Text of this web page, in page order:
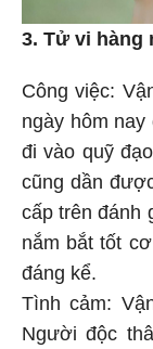
3. Tử vi hàng
Công việc:
ngày hôm
đi vào quỹ
cũng dần
cấp trên đánh
nắm bắt tốt
đáng kể.
Tình cảm:
Người độc